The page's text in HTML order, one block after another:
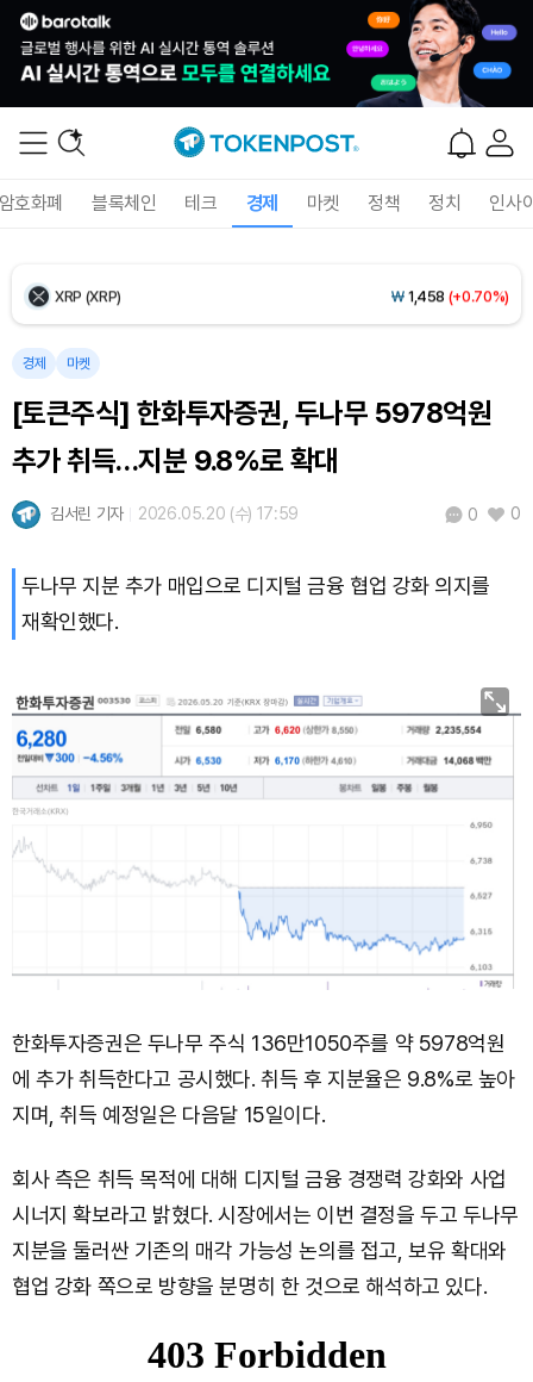
호화폐 블록체인 테크 경제 마켓 정책 정치 인사
Ethereum (ETH) ₩2,694,712(-0.01%)
XRP (XRP) ₩ 1,458 (+0.70%)
Solana (SOL)
TRON (TRX) ₩463.7(+0.54%)
Hyperliquid (HYPE)
Bitcoin (BTC) ₩91,274,678(-0.09%)
경제 마켓
[토큰주식] 한화투자증권, 두나무 5978억원
추가 취득…지분 9.8%로 확대
김서린 기자 2026.05.20 (수) 17:59 0 0
두나무 지분 추가 매입으로 디지털 금융 협업 강화 의지를
재확인했다.
한화투자증권은 두나무 주식 136만1050주를 약 5978억원
에 추가 취득한다고 공시했다. 취득 후 지분율은 9.8%로 높아
지며, 취득 예정일은 다음달 15일이다.
회사 측은 취득 목적에 대해 디지털 금융 경쟁력 강화와 사업
시너지 확보라고 밝혔다. 시장에서는 이번 결정을 두고 두나무
지분을 둘러싼 기존의 매각 가능성 논의를 접고, 보유 확대와
협업 강화 쪽으로 방향을 분명히 한 것으로 해석하고 있다.